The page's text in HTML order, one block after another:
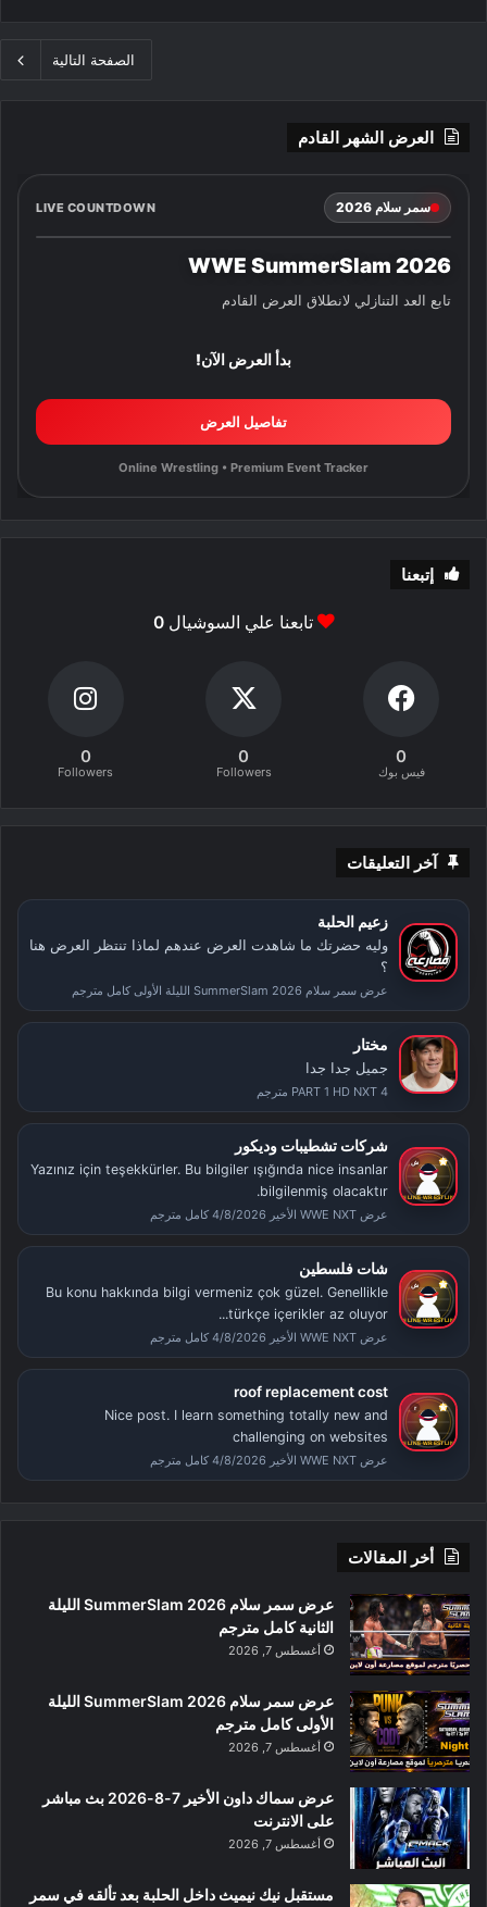
الصفحة التالية
العرض الشهر القادم
سمر سلام 2026 LIVE COUNTDOWN
WWE SummerSlam 2026
تابع العد التنازلي لانطلاق العرض القادم
بدأ العرض الآن!
تفاصيل العرض
Online Wrestling • Premium Event Tracker
إتبعنا
تابعنا علي السوشيال0
0
فيس بوك
0
Followers
0
Followers
آخر التعليقات
زعيم الحلبة
وليه حضرتك ما شاهدت العرض عندهم لماذا تنتظر العرض هنا
؟
عرض سمر سلام SummerSlam 2026 الليلة الأولى كامل مترجم
مختار
جميل جدا جدا
PART 1 HD NXT 4 مترجم
شركات تشطيبات وديكور
Yazınız için teşekkürler. Bu bilgiler ışığında nice insanlar
bilgilenmiş olacaktır.
عرض WWE NXT الأخير 4/8/2026 كامل مترجم
شات فلسطين
Bu konu hakkında bilgi vermeniz çok güzel. Genellikle
türkçe içerikler az oluyor...
عرض WWE NXT الأخير 4/8/2026 كامل مترجم
roof replacement cost
Nice post. I learn something totally new and
challenging on websites
عرض WWE NXT الأخير 4/8/2026 كامل مترجم
أخر المقالات
عرض سمر سلام SummerSlam 2026 الليلة
الثانية كامل مترجم
أغسطس 7, 2026
عرض سمر سلام SummerSlam 2026 الليلة
الأولى كامل مترجم
أغسطس 7, 2026
عرض سماك داون الأخير 7-8-2026 بث مباشر
على الانترنت
أغسطس 7, 2026
مستقبل نيك نيميث داخل الحلبة بعد تألقه في سمر